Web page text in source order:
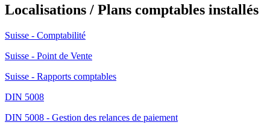
Localisations / Plans comptables installés
Suisse - Comptabilité
Suisse - Point de Vente
Suisse - Rapports comptables
DIN 5008
DIN 5008 - Gestion des relances de paiement